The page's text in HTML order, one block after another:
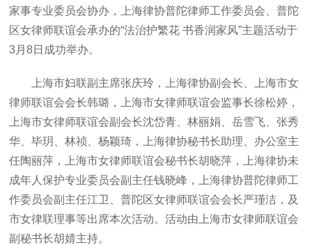
家事专业委员会协办，上海律协普陀律师工作委员会、普陀
区女律师联谊会承办的“法治护繁花 书香润家风”主题活动于
3月8日成功举办。
上海市妇联副主席张庆玲，上海律协副会长、上海市女
律师联谊会会长韩璐，上海市女律师联谊会监事长徐松婷，
上海市女律师联谊会副会长沈岱青、林丽娟、岳雪飞、张秀
华、毕玥、林祯、杨颖琦，上海律协秘书长助理、办公室主
任陶丽萍，上海市女律师联谊会秘书长胡晓萍，上海律协未
成年人保护专业委员会副主任钱晓峰，上海律协普陀律师工
作委员会副主任江卫、普陀区女律师联谊会会长严瑾洁，及
市女律联理事等出席本次活动。活动由上海市女律师联谊会
副秘书长胡婧主持。